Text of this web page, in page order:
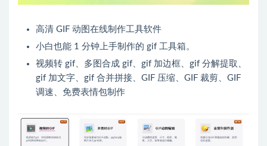
高清 GIF 动图在线制作工具软件
小白也能 1 分钟上手制作的 gif 工具箱。
视频转 gif、多图合成 gif、gif 加边框、gif 分解提取、
gif 加文字、gif 合并拼接、GIF 压缩、GIF 裁剪、GIF
调速、免费表情包制作